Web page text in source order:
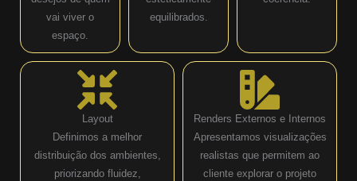
vai viver o
espaço.
equilibrados.
Layout
Definimos a melhor
distribuição dos ambientes,
priorizando fluidez,
Renders Externos e Internos
Apresentamos visualizações
realistas que permitem ao
cliente explorar o projeto